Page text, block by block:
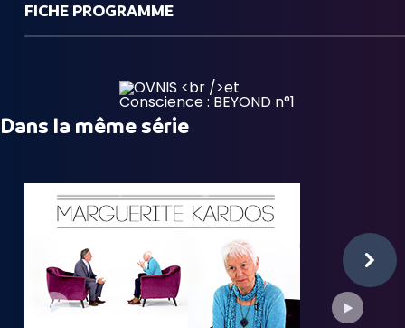
FICHE PROGRAMME
Dans la même série